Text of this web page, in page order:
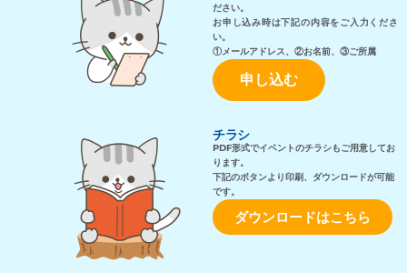
ださい。
お申し込み時は下記の内容をご入力くださ
い。
①メールアドレス、②お名前、③ご所属
申し込む
チラシ
PDF形式でイベントのチラシもご用意してお
ります。
下記のボタンより印刷、ダウンロードが可能
です。
ダウンロードはこちら